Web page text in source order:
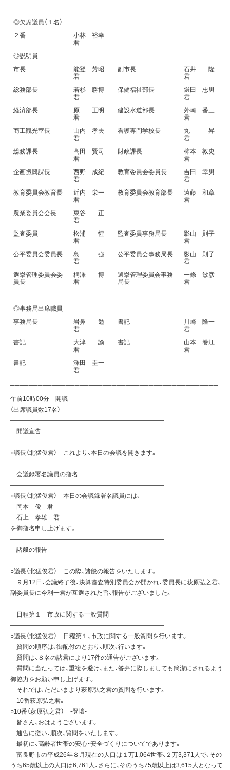
◎欠席議員（１名）
２番
小林 裕幸
君
◎説明員
市長
能登 芳昭
君
副市長
石井 隆
君
総務部長
若杉 勝博
君
保健福祉部長
鎌田 忠男
君
経済部長
原 正明
君
建設水道部長
外崎 番三
君
商工観光室長
山内 孝夫
君
看護専門学校長
丸 昇
君
総務課長
高田 賢司
君
財政課長
柿本 敦史
君
企画振興課長
西野 成紀
君
教育委員会委員長
吉田 幸男
君
教育委員会教育長
近内 栄一
君
教育委員会教育部長
遠藤 和章
君
農業委員会会長
東谷 正
君
監査委員
松浦 惺
君
監査委員事務局長
影山 則子
君
公平委員会委員長
島 強
君
公平委員会事務局長
影山 則子
君
選挙管理委員会委
員長
桐澤 博
君
選挙管理委員会事務
局長
一條 敏彦
君
◎事務局出席職員
事務局長
岩鼻 勉
君
書記
川崎 隆一
君
書記
大津 諭
君
書記
山本 巻江
君
書記
澤田 圭一
君
─────────────────────────────────────────────
午前10時00分 開議
（出席議員数17名）
—————————————————————————
開議宣告
—————————————————————————
○議長（北猛俊君） これより、本日の会議を開きます。
—————————————————————————
会議録署名議員の指名
—————————————————————————
○議長（北猛俊君） 本日の会議録署名議員には、
岡本 俊 君
石上 孝雄 君
を御指名申し上げます。
—————————————————————————
諸般の報告
—————————————————————————
○議長（北猛俊君） この際、諸般の報告をいたします。
９月12日、会議終了後、決算審査特別委員会が開かれ、委員長に萩原弘之君、
副委員長に今利一君が互選された旨、報告がございました。
—————————————————————————
日程第１ 市政に関する一般質問
—————————————————————————
○議長（北猛俊君） 日程第１、市政に関する一般質問を行います。
質問の順序は、御配付のとおり、順次、行います。
質問は、８名の諸君により17件の通告がございます。
質問に当たっては、重複を避け、また、答弁に際しましても簡潔にされるよう
御協力をお願い申し上げます。
それでは、ただいまより萩原弘之君の質問を行います。
10番萩原弘之君。
○10番（萩原弘之君） -登壇-
皆さん、おはようございます。
通告に従い、順次、質問をいたします。
最初に、高齢者世帯の安心・安全づくりについてであります。
富良野市の平成26年８月現在の人口は１万1,064世帯、２万3,371人で、その
うち65歳以上の人口は6,761人、さらに、そのうち75歳以上は3,615人となって